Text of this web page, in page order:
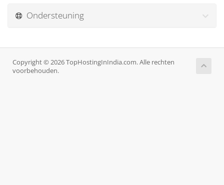
Ondersteuning
Copyright © 2026 TopHostingInIndia.com. Alle rechten
voorbehouden.